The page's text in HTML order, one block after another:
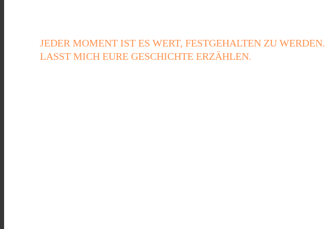
JEDER MOMENT IST ES WERT, FESTGEHALTEN ZU WERDEN.
LASST MICH EURE GESCHICHTE ERZÄHLEN.